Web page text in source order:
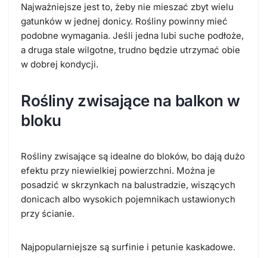
Najważniejsze jest to, żeby nie mieszać zbyt wielu
gatunków w jednej donicy. Rośliny powinny mieć
podobne wymagania. Jeśli jedna lubi suche podłoże,
a druga stale wilgotne, trudno będzie utrzymać obie
w dobrej kondycji.
Rośliny zwisające na balkon w
bloku
Rośliny zwisające są idealne do bloków, bo dają dużo
efektu przy niewielkiej powierzchni. Można je
posadzić w skrzynkach na balustradzie, wiszących
donicach albo wysokich pojemnikach ustawionych
przy ścianie.
Najpopularniejsze są surfinie i petunie kaskadowe.